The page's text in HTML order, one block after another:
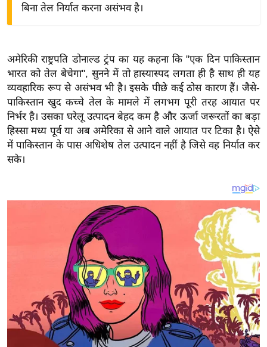
ज
ग
त
वि
शे
ष
ज्ञ
रा
I
बिना तेल निर्यात करना असंभव है।
अमेरिकी राष्ट्रपति डोनाल्ड ट्रंप का यह कहना कि "एक दिन पाकिस्तान
भारत को तेल बेचेगा", सुनने में तो हास्यास्पद लगता ही है साथ ही यह
व्यवहारिक रूप से असंभव भी है। इसके पीछे कई ठोस कारण हैं। जैसे-
पाकिस्तान खुद कच्चे तेल के मामले में लगभग पूरी तरह आयात पर
निर्भर है। उसका घरेलू उत्पादन बेहद कम है और ऊर्जा जरूरतों का बड़ा
हिस्सा मध्य पूर्व या अब अमेरिका से आने वाले आयात पर टिका है। ऐसे
में पाकिस्तान के पास अधिशेष तेल उत्पादन नहीं है जिसे वह निर्यात कर
सके।